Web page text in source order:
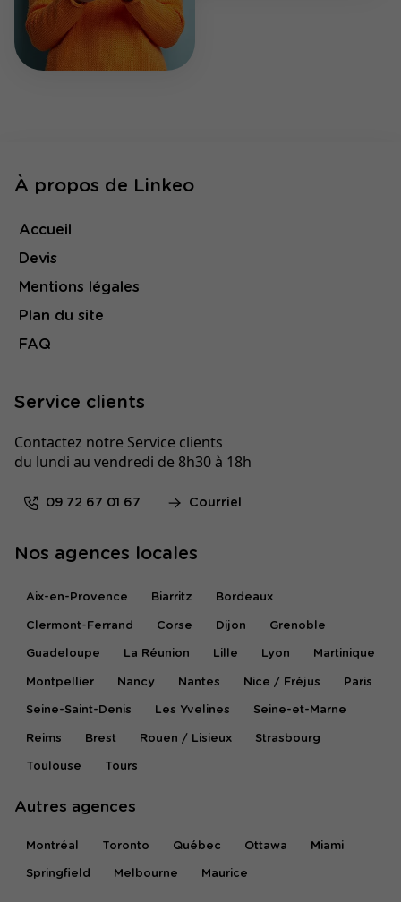
À propos de Linkeo
Accueil
Devis
Mentions légales
Plan du site
FAQ
Service clients
Contactez notre Service clients
du lundi au vendredi de 8h30 à 18h
09 72 67 01 67 Courriel
Nos agences locales
Aix-en-Provence Biarritz Bordeaux
Clermont-Ferrand Corse Dijon Grenoble
Guadeloupe La Réunion Lille Lyon Martinique
Montpellier Nancy Nantes Nice / Fréjus Paris
Seine-Saint-Denis Les Yvelines Seine-et-Marne
Reims Brest Rouen / Lisieux Strasbourg
Toulouse Tours
Autres agences
Montréal Toronto Québec Ottawa Miami
Springfield Melbourne Maurice